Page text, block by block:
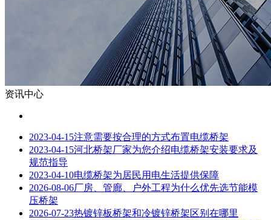
资讯中心
2023-04-15注意需要按合理的方式布置电缆桥架
2023-04-15河北桥架厂家为您介绍电缆桥架安装要求及
规范指导
2023-04-10电缆桥架为居民用电生活提供保障
2026-08-06厂房、管廊、户外工程为什么优先选节能模
压桥架
2026-07-23热镀锌板桥架和冷镀锌桥架区别在哪里